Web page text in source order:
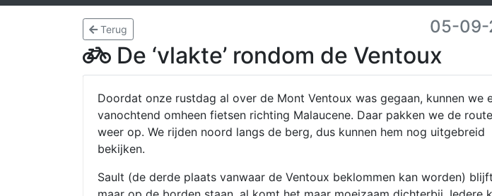
Terug 05-09-
De ‘vlakte’ rondom de Ventoux
Doordat onze rustdag al over de Mont Ventoux was gegaan, kunnen we
vanochtend omheen fietsen richting Malaucene. Daar pakken we de route
weer op. We rijden noord langs de berg, dus kunnen hem nog uitgebreid
bekijken.
Sault (de derde plaats vanwaar de Ventoux beklommen kan worden) blijft